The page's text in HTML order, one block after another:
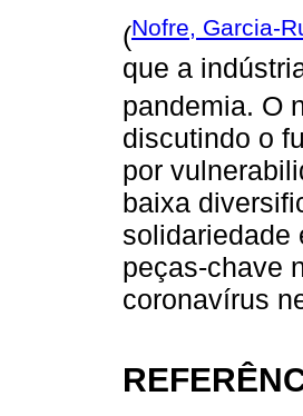
(Nofre, Garcia-
que a
pandemia. O
discutindo o
por
baixa
solidariedade
peças-chave
coronavírus